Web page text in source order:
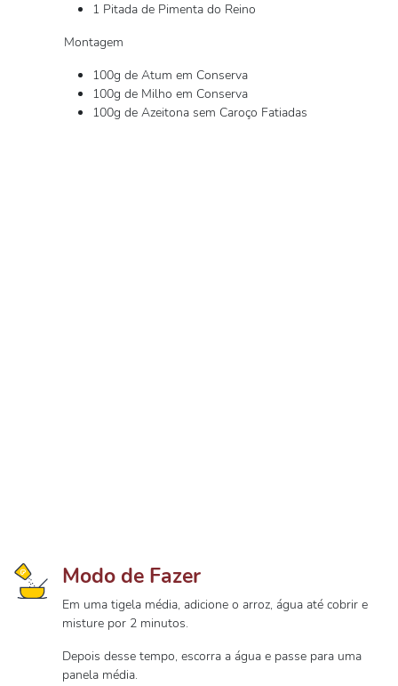
1 Pitada de Pimenta do Reino
Montagem
100g de Atum em Conserva
100g de Milho em Conserva
100g de Azeitona sem Caroço Fatiadas
Modo de Fazer
Em uma tigela média, adicione o arroz, água até cobrir e
misture por 2 minutos.
Depois desse tempo, escorra a água e passe para uma
panela média.